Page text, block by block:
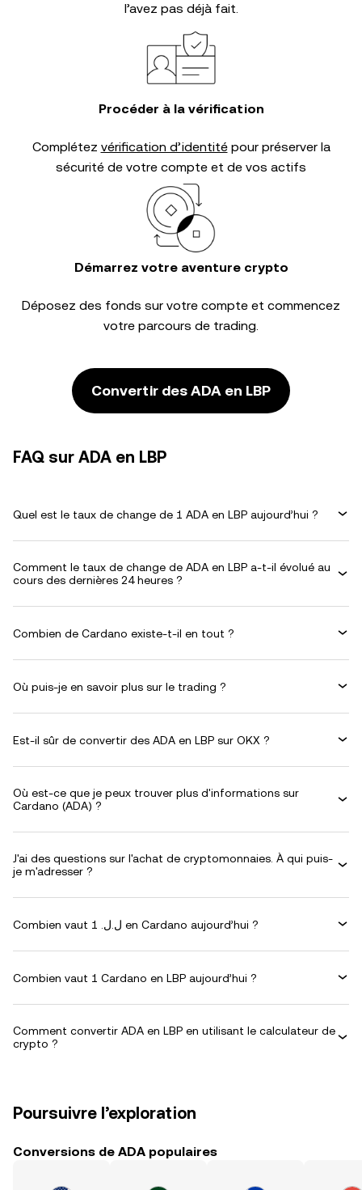
l’avez pas déjà fait.
Procéder à la vérification
Complétez vérification d’identitépour préserver la
sécurité de votre compte et de vos actifs
Démarrez votre aventure crypto
Déposez des fonds sur votre compte et commencez
votre parcours de trading.
Convertir des ADA en LBP
FAQ sur ADA en LBP
Quel est le taux de change de 1 ADA en LBP aujourd’hui ?
Comment le taux de change de ADA en LBP a-t-il évolué au
cours des dernières 24 heures ?
Combien de Cardano existe-t-il en tout ?
Où puis-je en savoir plus sur le trading ?
Est-il sûr de convertir des ADA en LBP sur OKX ?
Où est-ce que je peux trouver plus d'informations sur
Cardano (ADA) ?
J'ai des questions sur l'achat de cryptomonnaies. À qui puis-
je m'adresser ?
Combien vaut 1 .ل.ل en Cardano aujourd’hui ?
Combien vaut 1 Cardano en LBP aujourd’hui ?
Comment convertir ADA en LBP en utilisant le calculateur de
crypto ?
Poursuivre l’exploration
Conversions de ADA populaires